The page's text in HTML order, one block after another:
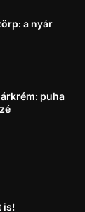
a nyár
puha
is!